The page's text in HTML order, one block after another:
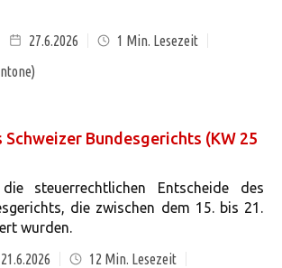
27.6.2026 1 Min. Lesezeit
Schweizer Bundesgerichts (KW 25
steuerrechtlichen Entscheide des
die zwischen dem 15. bis 21.
wurden.
21.6.2026 12 Min. Lesezeit